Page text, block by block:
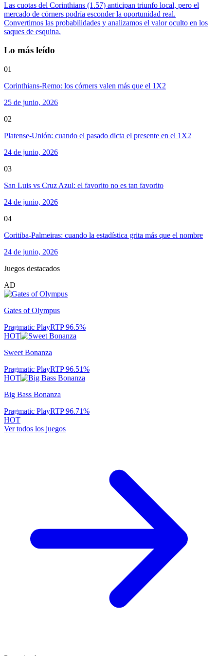
Las cuotas del Corinthians (1.57) anticipan triunfo local, pero el
mercado de córners podría esconder la oportunidad real.
Convertimos las probabilidades y analizamos el valor oculto en los
saques de esquina.
Lo más leído
01
Corinthians-Remo: los córners valen más que el 1X2
25 de junio, 2026
02
Platense-Unión: cuando el pasado dicta el presente en el 1X2
24 de junio, 2026
03
San Luis vs Cruz Azul: el favorito no es tan favorito
24 de junio, 2026
04
Coritiba-Palmeiras: cuando la estadística grita más que el nombre
24 de junio, 2026
Juegos destacados
AD
Gates of Olympus
Pragmatic PlayRTP96.5%
HOT
Sweet Bonanza
Pragmatic PlayRTP96.51%
HOT
Big Bass Bonanza
Pragmatic PlayRTP96.71%
HOT
Ver todos los juegos